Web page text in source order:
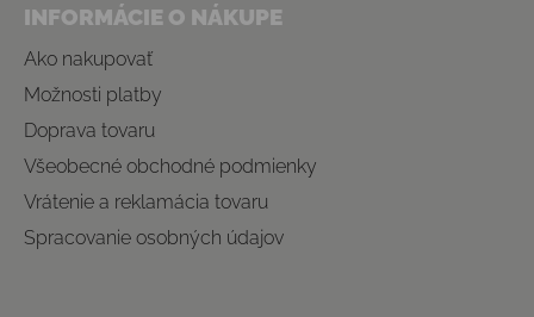
INFORMÁCIE O NÁKUPE
Ako nakupovať
Možnosti platby
Doprava tovaru
Všeobecné obchodné podmienky
Vrátenie a reklamácia tovaru
Spracovanie osobných údajov